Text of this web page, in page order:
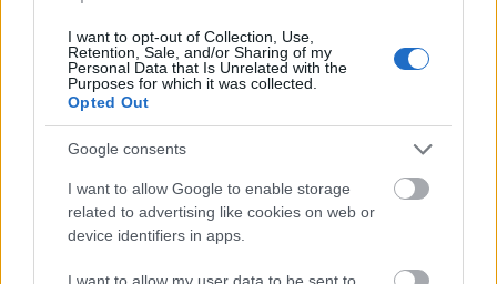
I want to opt-out of Collection, Use,
Retention, Sale, and/or Sharing of my
Personal Data that Is Unrelated with the
Purposes for which it was collected.
Opted Out
Google consents
I want to allow Google to enable storage
related to advertising like cookies on web or
device identifiers in apps.
I want to allow my user data to be sent to